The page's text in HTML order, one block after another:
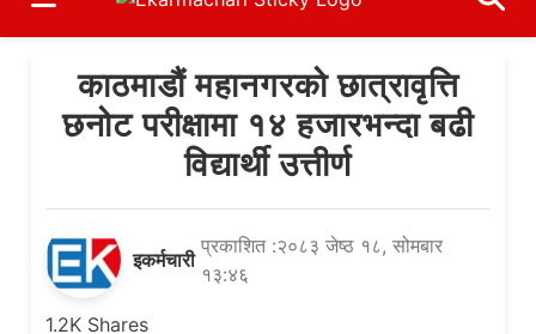
काठमाडौं महानगरको छात्रावृत्ति
छनोट परीक्षामा १४ हजारभन्दा बढी
विद्यार्थी उत्तीर्ण
इकर्मचारी
प्रकाशित :२०८३ जेष्ठ १८, सोमबार
१३:४६
1.2K Shares